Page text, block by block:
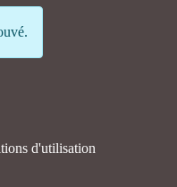
d'utilisation